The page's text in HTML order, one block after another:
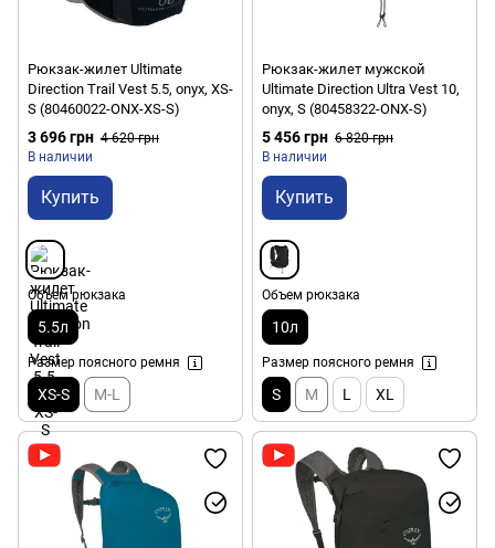
Рюкзак-жилет Ultimate
Direction Trail Vest 5.5, onyx, XS-
S (80460022-ONX-XS-S)
3 696 грн 4 620 грн
В наличии
Купить
Объем рюкзака
5.5л
Размер поясного ремня
XS-S M-L
Рюкзак-жилет мужской
Ultimate Direction Ultra Vest 10,
onyx, S (80458322-ONX-S)
5 456 грн 6 820 грн
В наличии
Купить
Объем рюкзака
10л
Размер поясного ремня
S M L XL